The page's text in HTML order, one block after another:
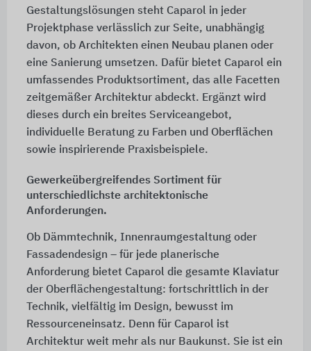
Gestaltungslösungen steht Caparol in jeder
Projektphase verlässlich zur Seite, unabhängig
davon, ob Architekten einen Neubau planen oder
eine Sanierung umsetzen. Dafür bietet Caparol ein
umfassendes Produktsortiment, das alle Facetten
zeitgemäßer Architektur abdeckt. Ergänzt wird
dieses durch ein breites Serviceangebot,
individuelle Beratung zu Farben und Oberflächen
sowie inspirierende Praxisbeispiele.
Gewerkeübergreifendes Sortiment für
unterschiedlichste architektonische
Anforderungen.
Ob Dämmtechnik, Innenraumgestaltung oder
Fassadendesign – für jede planerische
Anforderung bietet Caparol die gesamte Klaviatur
der Oberflächengestaltung: fortschrittlich in der
Technik, vielfältig im Design, bewusst im
Ressourceneinsatz. Denn für Caparol ist
Architektur weit mehr als nur Baukunst. Sie ist ein